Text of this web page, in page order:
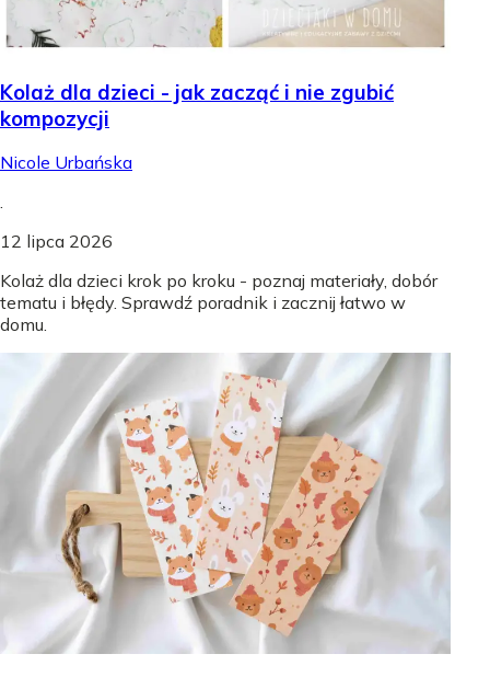
Kolaż dla dzieci - jak zacząć i nie zgubić
kompozycji
Nicole Urbańska
.
12 lipca 2026
Kolaż dla dzieci krok po kroku - poznaj materiały, dobór
tematu i błędy. Sprawdź poradnik i zacznij łatwo w
domu.